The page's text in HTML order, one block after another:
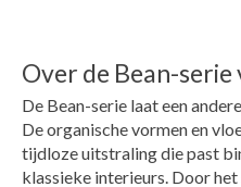
Over de Bean-
De Bean-serie laat een
De organische vormen en
tijdloze uitstraling die past
klassieke interieurs. Door